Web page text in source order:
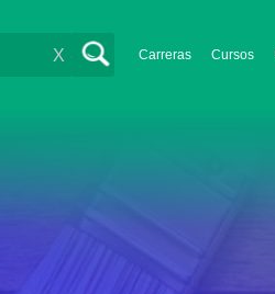
Carreras Cursos
X